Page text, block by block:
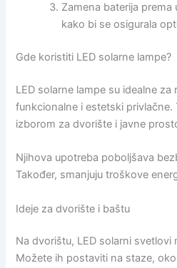
Zamena baterija
kako bi se osigurala
Gde koristiti LED solarne lampe?
LED solarne lampe su idealne
funkcionalne i estetski privlačne.
izborom za dvorište i javne
Njihova upotreba poboljšava
Također, smanjuju troškove
Ideje za dvorište i baštu
Na dvorištu, LED solarni
Možete ih postaviti na staze,